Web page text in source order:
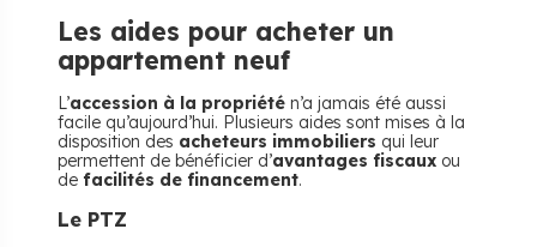
Les aides pour acheter un
appartement neuf
L’accession à la propriété n’a jamais été aussi
facile qu’aujourd’hui. Plusieurs aides sont mises à la
disposition des acheteurs immobiliers qui leur
permettent de bénéficier d’avantages fiscaux ou
de facilités de financement.
Le PTZ